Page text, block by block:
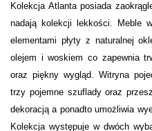
Kolekcja Atlanta posiada
nadają kolekcji lekkości. Meble
elementami płyty z naturalnej
olejem i woskiem co zapewnia
oraz piękny wygląd. Witryna
trzy pojemne szuflady oraz
dekoracją a ponadto umożliwia
Kolekcja występuje w dwóch